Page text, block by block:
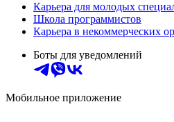
Карьера для молодых
Школа программистов
Карьера в некоммерческих
Боты для уведомлений
Мобильное приложение